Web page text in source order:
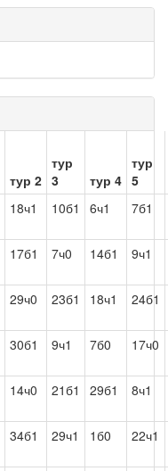
тур 2
тур
3
тур 4
тур
5
18ч1 10б1 6ч1 7б1
17б1 7ч0 14б1 9ч1
29ч0 23б1 18ч1 24б1
30б1 9ч1 7б0 17ч0
14ч0 21б1 29б1 8ч1
34б1 29ч1 1б0 22ч1